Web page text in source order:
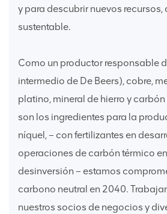
y para descubrir nuevos recursos,
sustentable.
Como un productor responsable
intermedio de De Beers), cobre,
platino, mineral de hierro y
son los ingredientes para la
níquel, – con fertilizantes en
operaciones de carbón térmico
desinversión – estamos
carbono neutral en 2040.
nuestros socios de negocios y